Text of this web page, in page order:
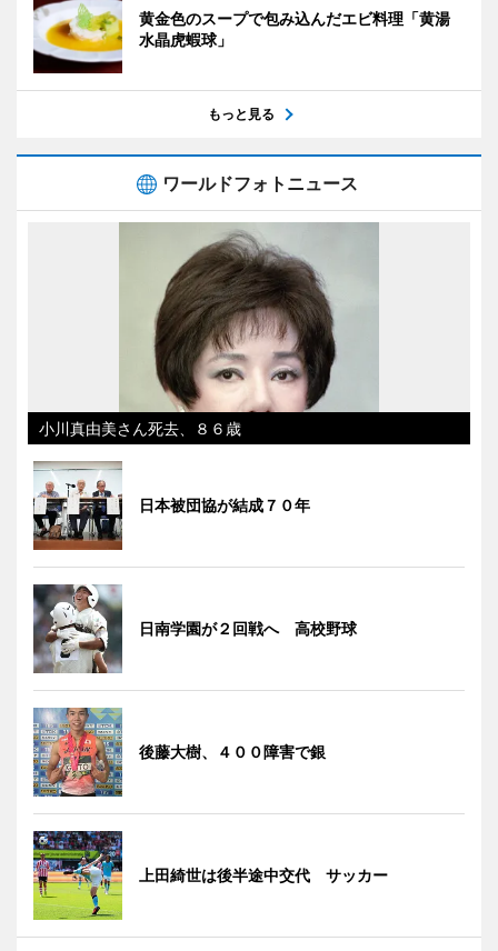
黄金色のスープで包み込んだエビ料理「黄湯
水晶虎蝦球」
もっと見る
ワールドフォトニュース
小川真由美さん死去、８６歳
日本被団協が結成７０年
日南学園が２回戦へ 高校野球
後藤大樹、４００障害で銀
上田綺世は後半途中交代 サッカー